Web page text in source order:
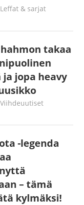
Jouni Hirn
Leffat & sarjat
takaa
jopa heavy
Juha Kaunisto
Viihdeuutiset
-legenda
– tämä
kylmäksi!